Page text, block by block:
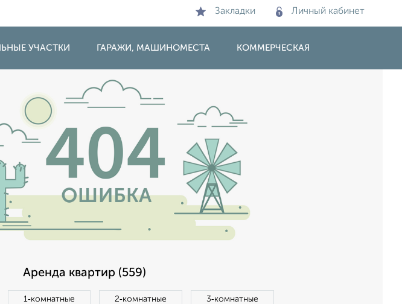
Закладки Личный кабинет
УЧАСТКИ ГАРАЖИ, МАШИНОМЕСТА КОММЕРЧЕСКАЯ
Аренда квартир (559)
1‑комнатные 2‑комнатные 3‑комнатные